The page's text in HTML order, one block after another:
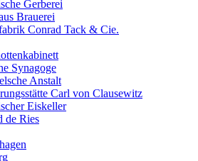
Gerberei
Brauerei
Conrad Tack & Cie.
Synagoge
Anstalt
Carl von Clausewitz
Eiskeller
de Ries